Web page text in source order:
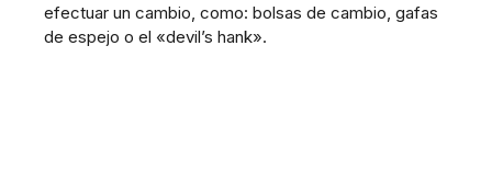
efectuar un cambio, como: bolsas de cambio, gafas
de espejo o el «devil’s hank».